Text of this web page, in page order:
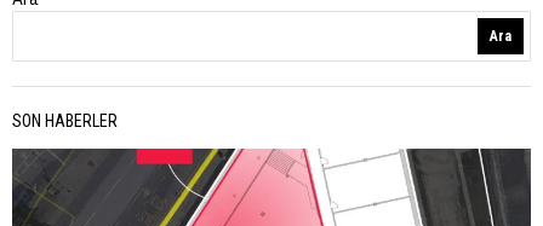
Ara
SON HABERLER